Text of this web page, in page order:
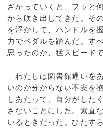
ざかっていくと、フッと
から吹き出してきた。そ
を浮かして、ハンドルを
力でペダルを踏んだ。す
思ったのか、猛スピード
わたしは図書館通いを
いのか分からない不安を
しあたって、自分がした
さないことにした。素直
いるときだった。ひたす